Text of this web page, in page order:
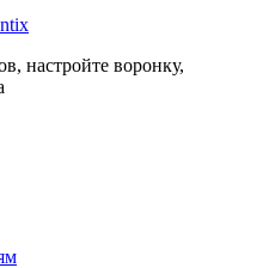
настройте воронку,